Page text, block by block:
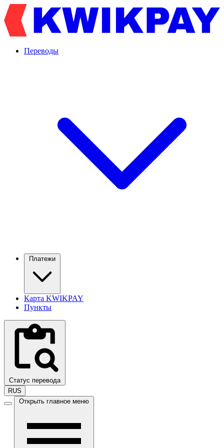
Переводы
Платежи
Карта KWIKPAY
Пункты
Статус перевода
RUS
Открыть главное меню